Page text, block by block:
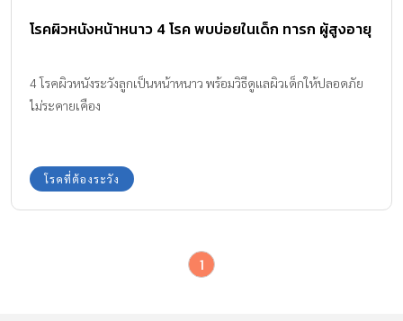
โรคผิวหนังหน้าหนาว 4 โรค พบบ่อยในเด็ก ทารก ผู้สูงอายุ
4 โรคผิวหนังระวังลูกเป็นหน้าหนาว พร้อมวิธีดูแลผิวเด็กให้ปลอดภัย
ไม่ระคายเคือง
โรคที่ต้องระวัง
1